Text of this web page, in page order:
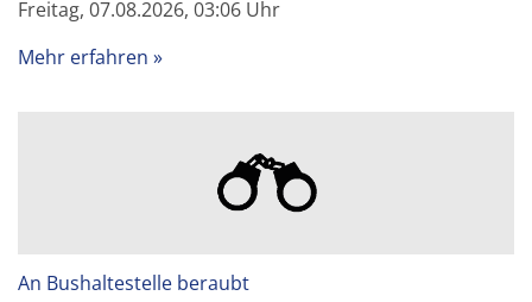
Freitag, 07.08.2026, 03:06 Uhr
Mehr erfahren
An Bushaltestelle beraubt